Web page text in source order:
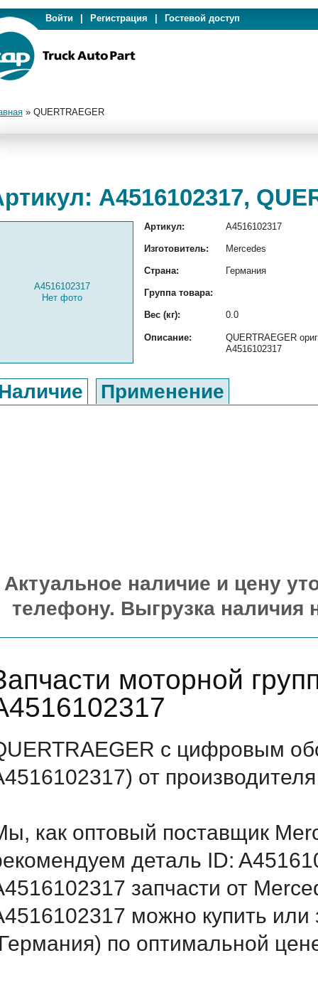
Войти Регистрация Гостевой доступ
» QUERTRAEGER
A4516102317,
A4516102317
Нет фото
Артикул: A4516102317
Изготовитель: Mercedes
Страна: Германия
Группа товара:
Вес (кг): 0.0
Описание:
QUERTRAEGER
A4516102317
Применение
Актуальное наличие и цену
телефону. Выгрузка наличия
моторной
с цифровым
от
как оптовый поставщик
деталь ID:
запчасти от
можно купить или
по оптимальной